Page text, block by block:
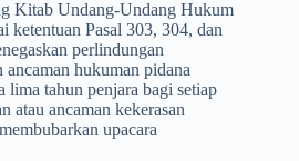
Kitab Undang-Undang Hukum
ketentuan Pasal 303, 304, dan
perlindungan
ancaman hukuman pidana
lima tahun penjara bagi setiap
atau ancaman kekerasan
upacara